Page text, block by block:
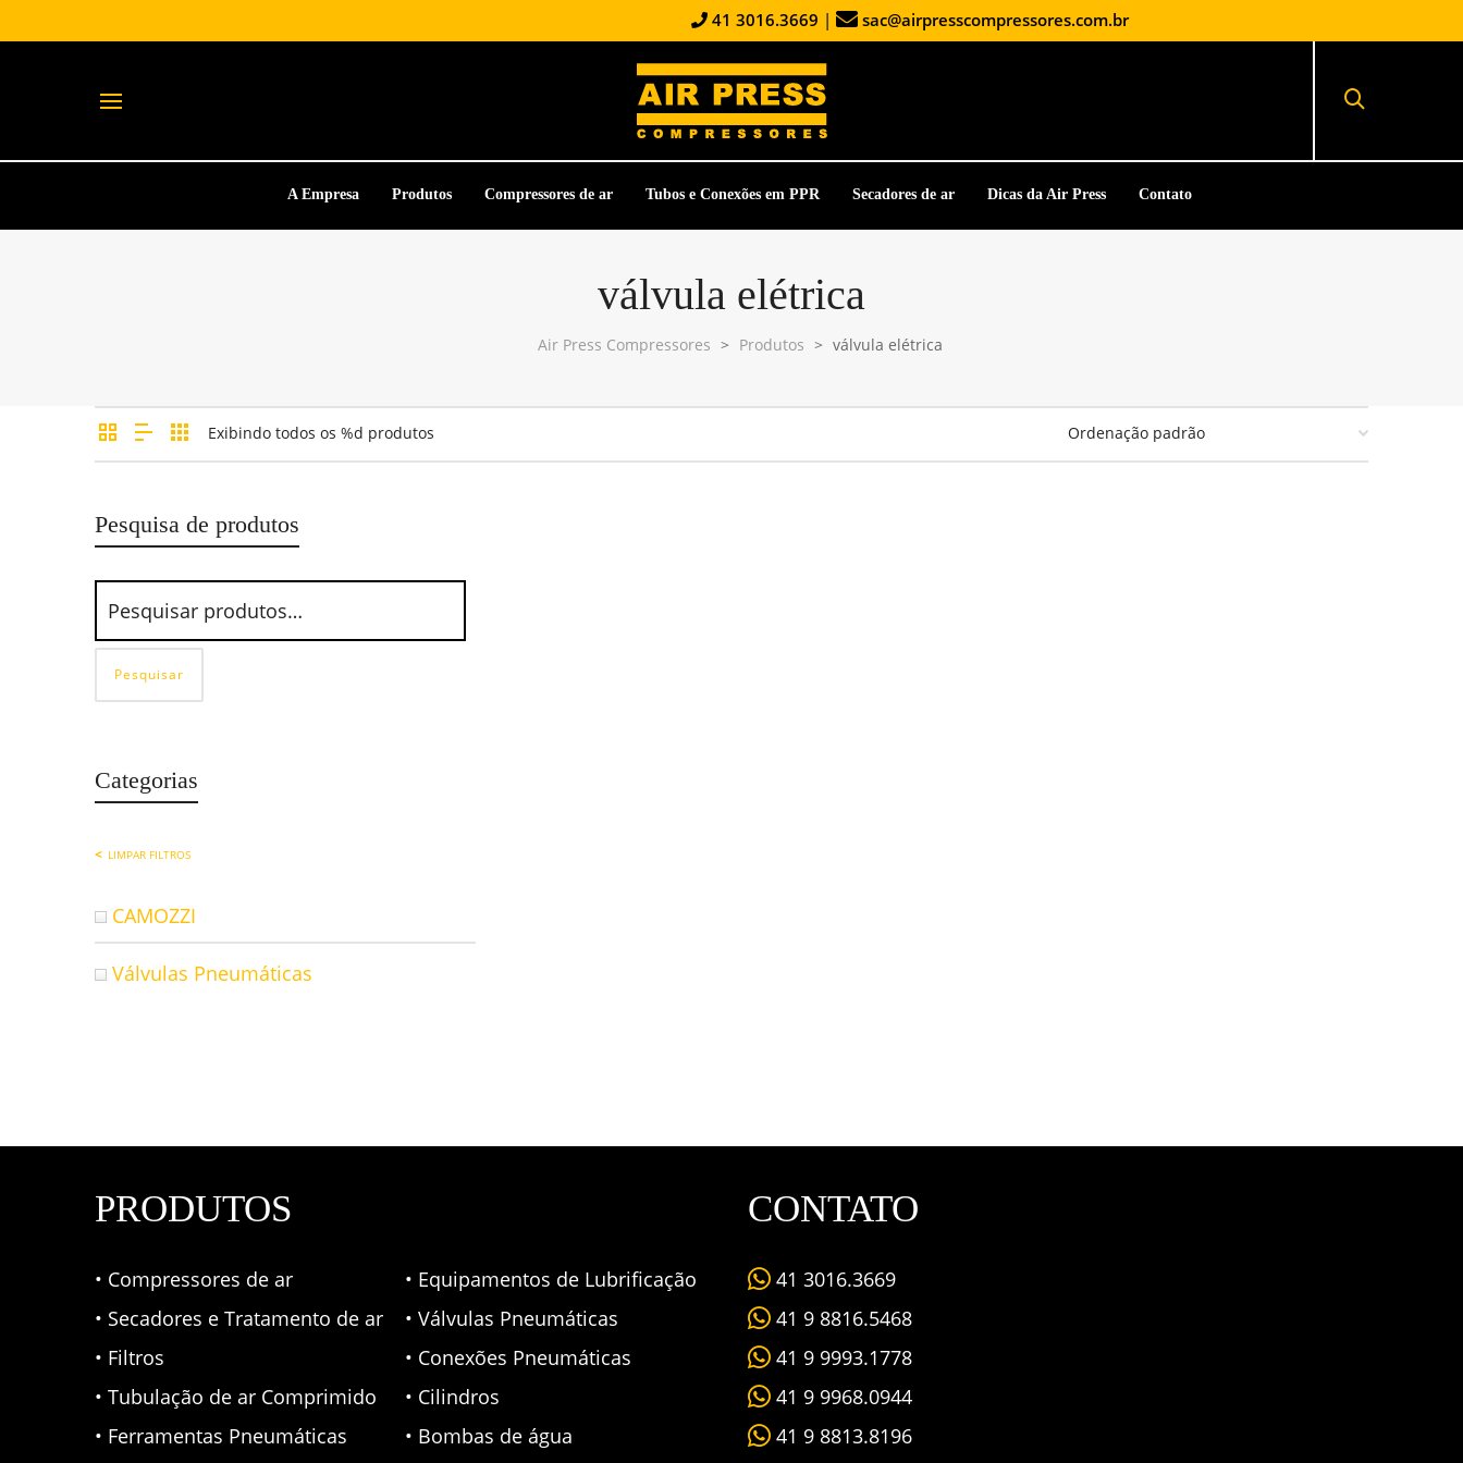
41 3016.3669 | sac@airpresscompressores.com.br
A Empresa Produtos Compressores de ar Tubos e Conexões em PPR Secadores de ar Dicas da Air Press Contato
válvula elétrica
Air Press Compressores > Produtos > válvula elétrica
Exibindo todos os %d produtos
Pesquisa de produtos
Pesquisar
Categorias
LIMPAR FILTROS
CAMOZZI
Válvulas Pneumáticas
PRODUTOS
• Compressores de ar
• Secadores e Tratamento de ar
• Filtros
• Tubulação de ar Comprimido
• Ferramentas Pneumáticas
• Equipamentos de Lubrificação
• Válvulas Pneumáticas
• Conexões Pneumáticas
• Cilindros
• Bombas de água
CONTATO
41 3016.3669
41 9 8816.5468
41 9 9993.1778
41 9 9968.0944
41 9 8813.8196